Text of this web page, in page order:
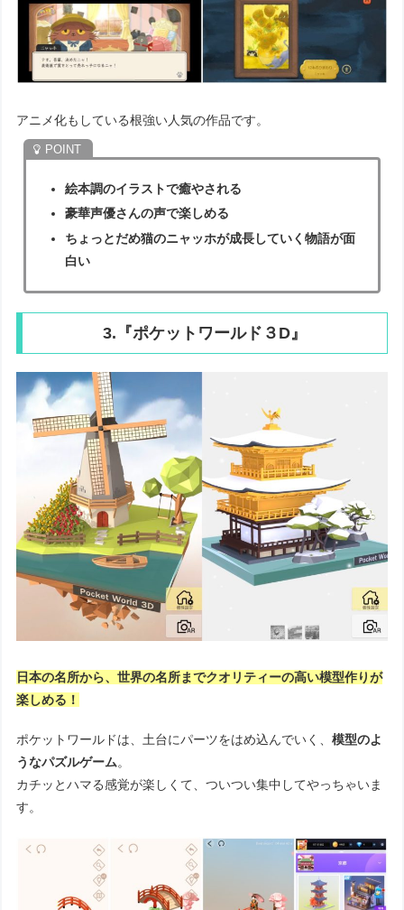
アニメ化もしている根強い人気の作品です。
絵本調のイラストで癒やされる
豪華声優さんの声で楽しめる
ちょっとだめ猫のニャッホが成長していく物語が面
白い
3.『ポケットワールド３D』
日本の名所から、世界の名所までクオリティーの高い模型作りが
楽しめる！
ポケットワールドは、土台にパーツをはめ込んでいく、模型のよ
うなパズルゲーム。
カチッとハマる感覚が楽しくて、ついつい集中してやっちゃいま
す。